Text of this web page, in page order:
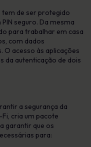
tem de ser protegido
seguro. Da mesma
para trabalhar em casa
com dados
O acesso às aplicações
da autenticação de dois
a segurança da
cria um pacote
garantir que os
para: